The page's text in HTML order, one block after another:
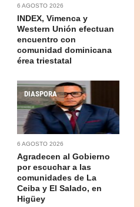
6 AGOSTO 2026
INDEX, Vimenca y
Western Unión efectuan
encuentro con
comunidad dominicana
érea triestatal
DIASPORA
6 AGOSTO 2026
Agradecen al Gobierno
por escuchar a las
comunidades de La
Ceiba y El Salado, en
Higüey